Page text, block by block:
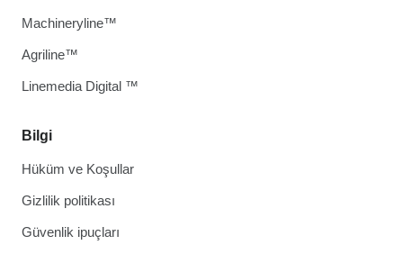
Bilgi
Hüküm ve Koşullar
Gizlilik politikası
Güvenlik ipuçları
Machineryline™
Agriline™
Linemedia Digital ™